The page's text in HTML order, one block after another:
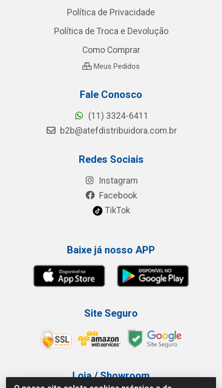
Política de Privacidade
Política de Troca e Devolução
Como Comprar
Meus Pedidos
Fale Conosco
(11) 3324-6411
b2b@atefdistribuidora.com.br
Redes Sociais
Instagram
Facebook
TikTok
Baixe já nosso APP
Site Seguro
Loja / Showroom